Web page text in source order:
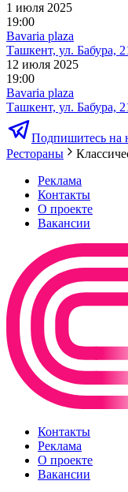
1 июля 2025
19:00
Bavaria plaza
Ташкент, ул. Бабура,
12 июля 2025
19:00
Bavaria plaza
Ташкент, ул. Бабура,
Подпишитесь на
Рестораны
Реклама
Контакты
О проекте
Вакансии
Контакты
Реклама
О проекте
Вакансии